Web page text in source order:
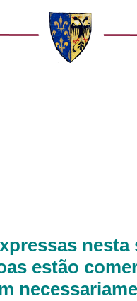
nesta
estão